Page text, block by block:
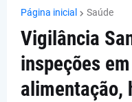
Página inicial Saúde
Vigilância
inspeções
alimentação,